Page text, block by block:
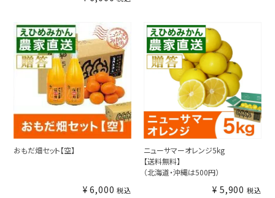
おもだ畑セット【空】
¥ 6,000 税込
ニューサマーオレンジ5kg
【送料無料】
（北海道・沖縄は500円）
¥ 5,900 税込